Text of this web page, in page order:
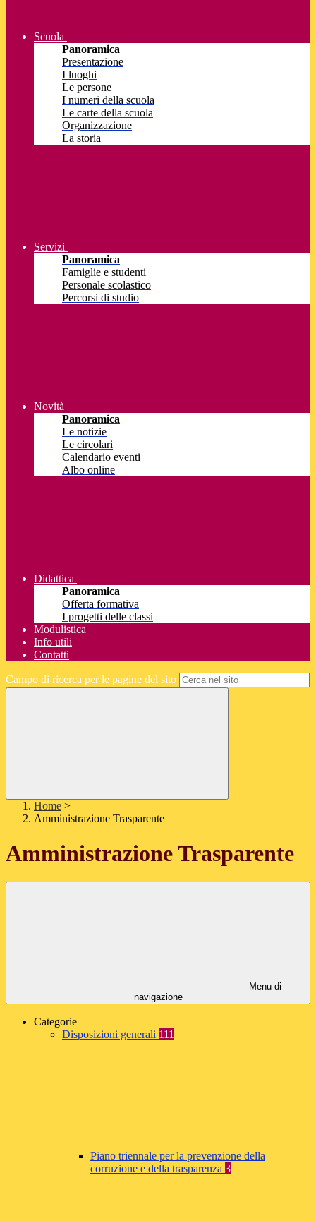
Scuola
Panoramica
Presentazione
I luoghi
Le persone
I numeri della scuola
Le carte della scuola
Organizzazione
La storia
Servizi
Panoramica
Famiglie e studenti
Personale scolastico
Percorsi di studio
Novità
Panoramica
Le notizie
Le circolari
Calendario eventi
Albo online
Didattica
Panoramica
Offerta formativa
I progetti delle classi
Modulistica
Info utili
Contatti
Campo di ricerca per le pagine del sito
Home >
Amministrazione Trasparente
Amministrazione Trasparente
Menu di
navigazione
Categorie
Disposizioni generali 111
Piano triennale per la prevenzione della
corruzione e della trasparenza 3